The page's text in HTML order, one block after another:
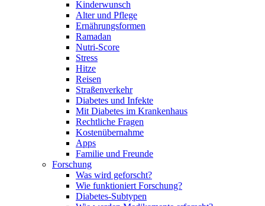
Kinderwunsch
Alter und Pflege
Ernährungsformen
Ramadan
Nutri-Score
Stress
Hitze
Reisen
Straßenverkehr
Diabetes und Infekte
Mit Diabetes im Krankenhaus
Rechtliche Fragen
Kostenübernahme
Apps
Familie und Freunde
Forschung
Was wird geforscht?
Wie funktioniert Forschung?
Diabetes-Subtypen